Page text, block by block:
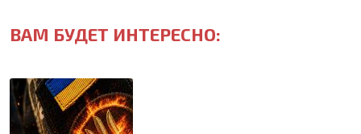
ВАМ БУДЕТ ИНТЕРЕСНО: